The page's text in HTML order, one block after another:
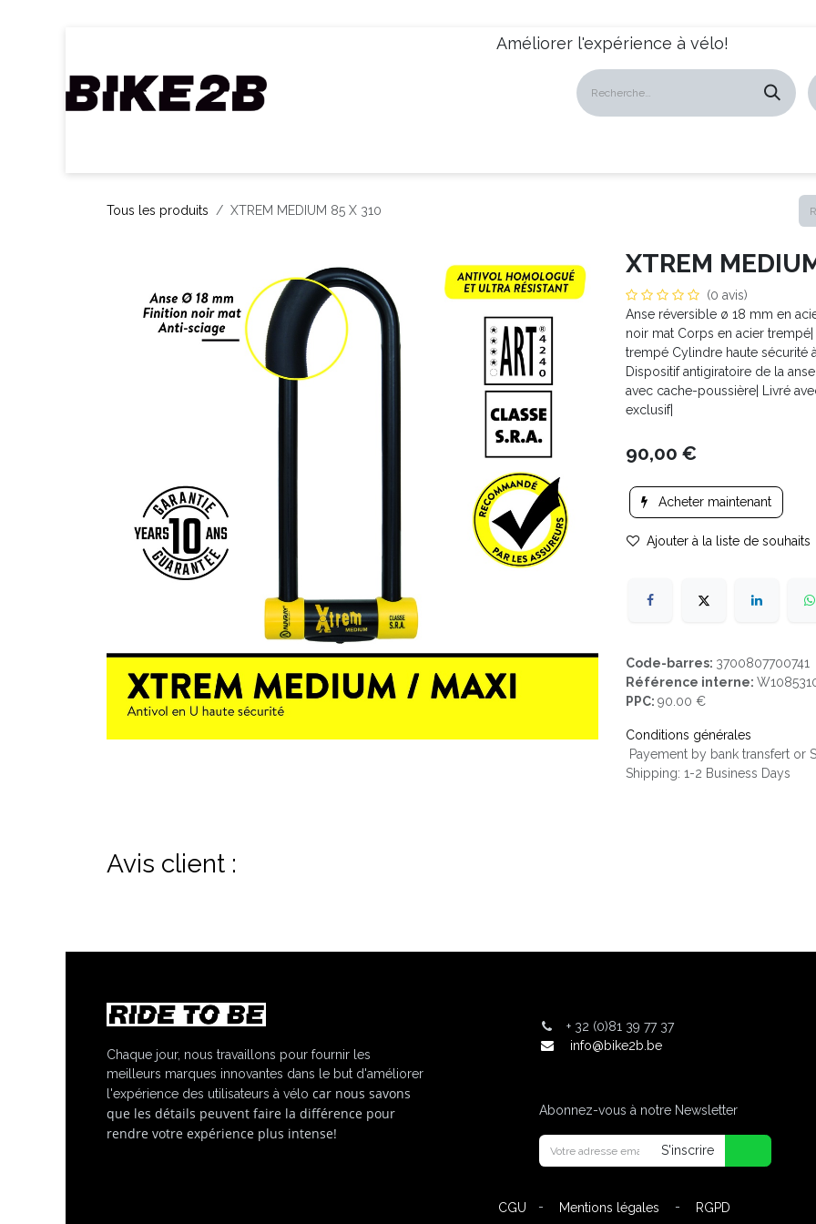
Améliorer l'expérience à vélo!
Tous les produits XTREM MEDIUM 85 X 310
XTREM
(0 avis)
Anse réversible ø 18 mm en
noir mat Corps en acier
trempé Cylindre haute sécurité
Dispositif antigiratoire de la
avec cache-poussière| Livré
exclusif|
90,00 €
Acheter maintenant
Ajouter à la liste de souhaits
Code-barres: 3700807700741
Référence interne:
PPC: 90.00 €
Conditions générales
Payement by bank transfert or
Shipping: 1-2 Business Days
Avis client :
Chaque jour, nous travaillons pour fournir les
meilleurs marques innovantes dans le but d'améliorer
l'expérience des utilisateurs à vélo car nous savons
que les détails peuvent faire la différence pour
rendre votre expérience plus intense!
+ 32 (0)81 39 77 37
info@bike2b.be
Abonnez-vous à notre Newsletter
S'inscrire
CGU - Mentions légales - RGPD